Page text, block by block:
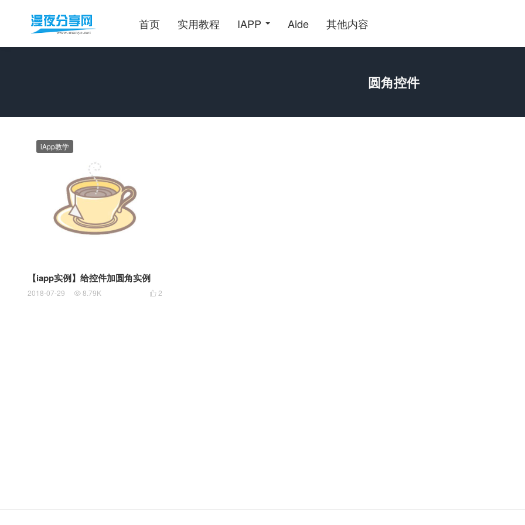
首页 实用教程 IAPP Aide 其他内容
圆角控件
【iapp实例】给控件加圆角实例
iApp教学
 2
2018-07-29  8.79K